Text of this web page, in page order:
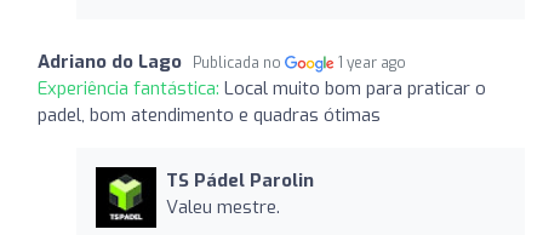
Adriano do Lago Publicada no 1 year ago
Experiência fantástica: Local muito bom para praticar o
padel, bom atendimento e quadras ótimas
TS Pádel Parolin
Valeu mestre.